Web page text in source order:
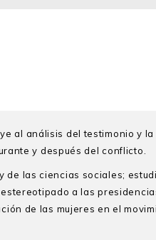
al análisis del testimonio y la
y después del conflicto.
de las ciencias sociales;
a las
de las mujeres en el